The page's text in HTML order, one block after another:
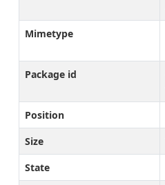
Mimetype
Package id
Position
Size
State